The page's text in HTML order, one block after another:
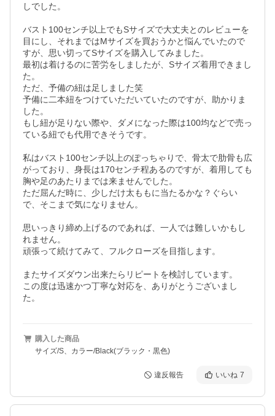
しでした。
バスト100センチ以上でもSサイズで大丈夫とのレビューを
目にし、それまではMサイズを買おうかと悩んでいたので
すが、思い切ってSサイズを購入してみました。
最初は着けるのに苦労をしましたが、Sサイズ着用できまし
た。
ただ、予備の紐は足しました笑
予備に二本紐をつけていただいていたのですが、助かりま
した。
もし紐が足りない際や、ダメになった際は100均などで売っ
ている紐でも代用できそうです。
私はバスト100センチ以上のぽっちゃりで、骨太で肋骨も広
がっており、身長は170センチ程あるのですが、着用しても
胸や足のあたりまでは来ませんでした。
ただ屈んだ時に、少しだけ太ももに当たるかな？ぐらい
で、そこまで気になりません。
思いっきり締め上げるのであれば、一人では難しいかもし
れません。
頑張って続けてみて、フルクローズを目指します。
またサイズダウン出来たらリピートを検討しています。
この度は迅速かつ丁寧な対応を、ありがとうございまし
た。
購入した商品
サイズ/S、カラー/Black(ブラック・黒色)
違反報告 いいね 7